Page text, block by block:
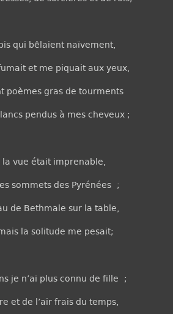
qui bêlaient naïvement,
et me piquait aux yeux,
poèmes gras de tourments
pendus à mes cheveux ;
vue était imprenable,
sommets des Pyrénées ;
de Bethmale sur la table,
la solitude me pesait;
je n’ai plus connu de fille ;
et de l’air frais du temps,